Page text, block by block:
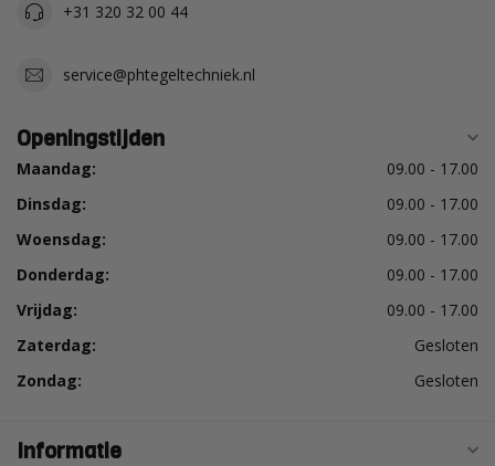
+31 320 32 00 44
service@phtegeltechniek.nl
Openingstijden
Maandag:
09.00 - 17.00
Dinsdag:
09.00 - 17.00
Woensdag:
09.00 - 17.00
Donderdag:
09.00 - 17.00
Vrijdag:
09.00 - 17.00
Zaterdag:
Gesloten
Zondag:
Gesloten
Informatie